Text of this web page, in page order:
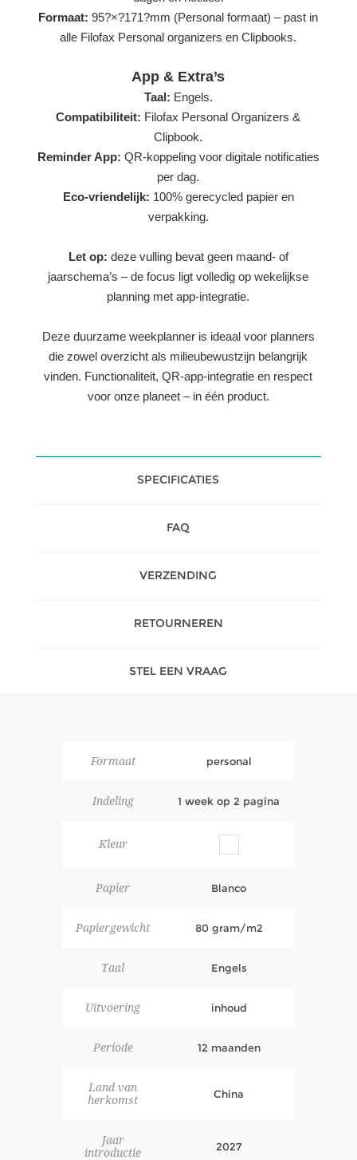
Formaat: 95?×?171?mm (Personal formaat) – past in
alle Filofax Personal organizers en Clipbooks.
App & Extra’s
Taal: Engels.
Compatibiliteit: Filofax Personal Organizers &
Clipbook.
Reminder App: QR-koppeling voor digitale notificaties
per dag.
Eco-vriendelijk: 100% gerecycled papier en
verpakking.
Let op: deze vulling bevat geen maand- of
jaarschema’s – de focus ligt volledig op wekelijkse
planning met app-integratie.
Deze duurzame weekplanner is ideaal voor planners
die zowel overzicht als milieubewustzijn belangrijk
vinden. Functionaliteit, QR-app-integratie en respect
voor onze planeet – in één product.
SPECIFICATIES
FAQ
VERZENDING
RETOURNEREN
STEL EEN VRAAG
Formaat personal
Indeling 1 week op 2 pagina
Kleur
Papier Blanco
Papiergewicht 80 gram/m2
Taal Engels
Uitvoering inhoud
Periode 12 maanden
Land van
herkomst
China
Jaar
introductie
2027